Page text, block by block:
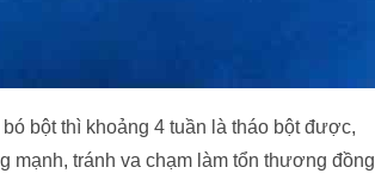
bột thì khoảng 4 tuần là tháo bột được,
mạnh, tránh va chạm làm tổn thương đồng